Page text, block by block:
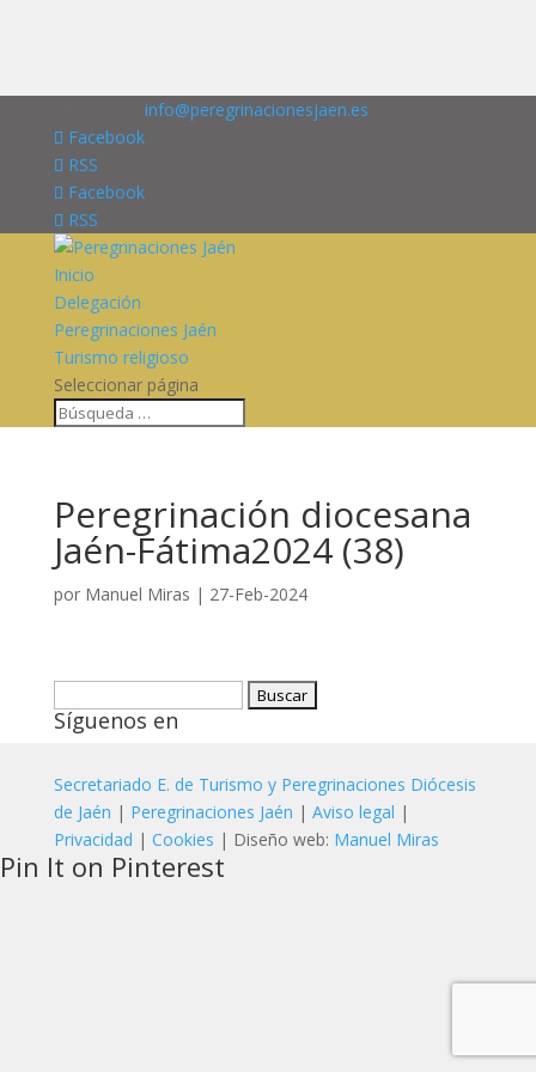
info@peregrinacionesjaen.es
Facebook
RSS
Facebook
RSS
Inicio
Delegación
Peregrinaciones Jaén
Turismo religioso
Seleccionar página
Peregrinación diocesana
Jaén-Fátima2024 (38)
por Manuel Miras | 27-Feb-2024
Síguenos en
Secretariado E. de Turismo y Peregrinaciones Diócesis
de Jaén | Peregrinaciones Jaén | Aviso legal |
Privacidad | Cookies | Diseño web: Manuel Miras
Pin It on Pinterest